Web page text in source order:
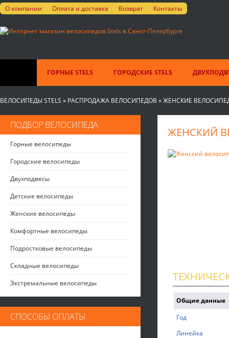
О компании Оплата и доставка Возврат Контакты
ГОРНЫЕ STELS ГОРОДСКИЕ STELS
ВЕЛОСИПЕДЫ STELS » РАСПРОДАЖА ВЕЛОСИПЕДОВ »ЖЕНСКИЕ
ПОДБОР ВЕЛОСИПЕДА
Горные велосипеды
Городские велосипеды
Двухподвесы
Детские велосипеды
Женские велосипеды
Комфортные велосипеды
Подростковые велосипеды
Складные велосипеды
Экстремальные велосипеды
СПОСОБЫ ОПЛАТЫ
ЖЕНСКИЙ
Общие данные
Год
Линейка